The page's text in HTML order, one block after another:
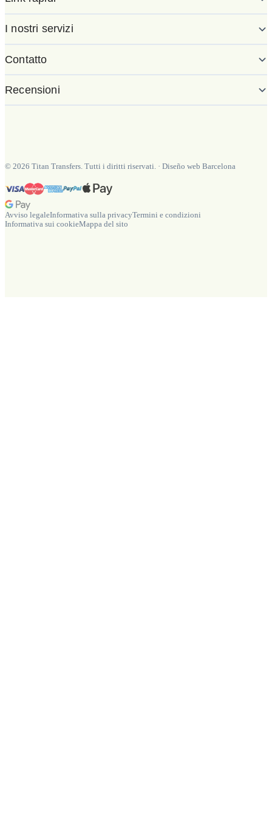
I nostri servizi
Contatto
Recensioni
© 2026 Titan Transfers. Tutti i diritti riservati. · Diseño web Barcelona
Avviso legaleInformativa sulla privacyTermini e condizioni
Informativa sui cookieMappa del sito